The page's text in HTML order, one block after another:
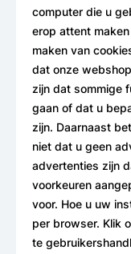
computer die u
erop attent
maken van
dat onze
zijn dat sommige
gaan of dat u
zijn. Daarnaast
niet dat u geen
advertenties zijn
voorkeuren
voor. Hoe u uw
per browser. Klik
te